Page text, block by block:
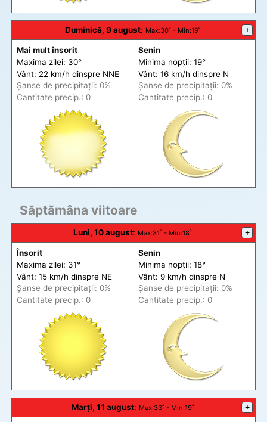
Duminică, 9 august: Max:30˚ - Min:19˚ +
Mai mult însorit
Maxima zilei: 30°
Vânt: 22 km/h dinspre NNE
Șanse de precipitații: 0%
Cantitate precip.: 0
Senin
Minima nopții: 19°
Vânt: 16 km/h dinspre N
Șanse de precipitații: 0%
Cantitate precip.: 0
Săptămâna viitoare
Luni, 10 august: Max:31˚ - Min:18˚ +
Însorit
Maxima zilei: 31°
Vânt: 15 km/h dinspre NE
Șanse de precipitații: 0%
Cantitate precip.: 0
Senin
Minima nopții: 18°
Vânt: 9 km/h dinspre N
Șanse de precipitații: 0%
Cantitate precip.: 0
Marți, 11 august: Max:33˚ - Min:19˚ +